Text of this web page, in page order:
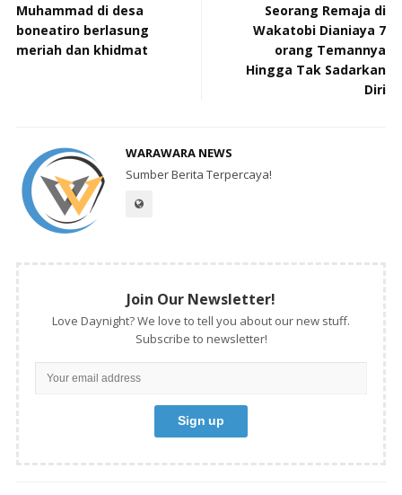
Muhammad di desa
boneatiro berlasung
meriah dan khidmat
Seorang Remaja di
Wakatobi Dianiaya 7
orang Temannya
Hingga Tak Sadarkan
Diri
WARAWARA NEWS
Sumber Berita Terpercaya!
Join Our Newsletter!
Love Daynight? We love to tell you about our new stuff.
Subscribe to newsletter!